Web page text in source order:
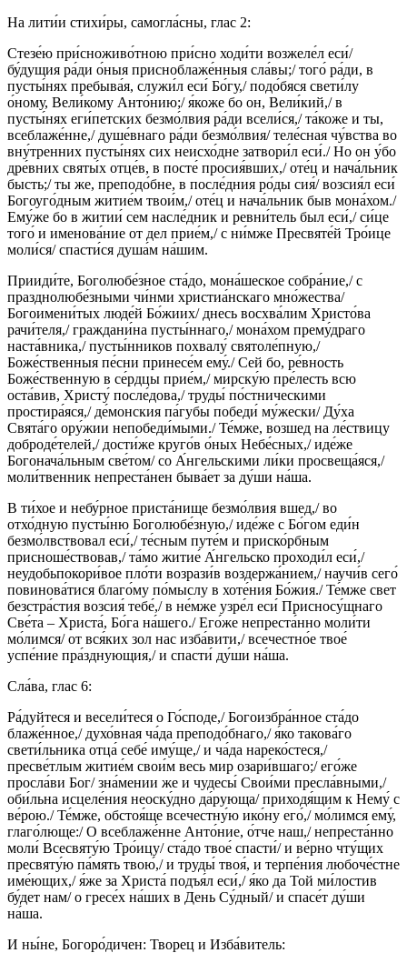
На лити́и стихи́ры, самогла́сны, глас 2:
Стезе́ю при́сноживо́тною при́сно ходи́ти возжеле́л еси́/
бу́дущия ра́ди о́ныя присноблаже́нныя сла́вы;/ того́ ра́ди, в
пусты́нях пребыва́я, служи́л еси́ Бо́гу,/ подо́бяся свети́лу
о́ному, Вели́кому Анто́нию;/ я́коже бо он, Вели́кий,/ в
пусты́нях еги́петских безмо́лвия ра́ди всели́ся,/ та́коже и ты,
всеблаже́нне,/ душе́внаго ра́ди безмо́лвия/ теле́сная чу́вства во
вну́тренних пусты́нях сих неисхо́дне затвори́л еси́./ Но он у́бо
дре́вних святы́х отце́в, в посте́ просия́вших,/ оте́ц и нача́льник
бысть;/ ты же, преподо́бне, в после́дния ро́ды сия́/ возсия́л еси́
Богоуго́дным житие́м твои́м,/ оте́ц и нача́льник быв мона́хом./
Ему́же бо в житии́ сем насле́дник и ревни́тель был еси́,/ си́це
того́ и именова́ние от дел прие́м,/ с ни́мже Пресвяте́й Тро́ице
моли́ся/ спасти́ся душа́м на́шим.
Прииди́те, Боголюбе́зное ста́до, мона́шеское собра́ние,/ с
празднолюбе́зными чи́нми христиа́нскаго мно́жества/
Богоимени́тых люде́й Бо́жиих/ днесь восхва́лим Христо́ва
рачи́теля,/ граждани́на пусты́ннаго,/ мона́хом прему́драго
наста́вника,/ пусты́нников похвалу́ святоле́пную,/
Боже́ственныя пе́сни принесе́м ему́./ Сей бо, ре́вность
Боже́ственную в се́рдцы прие́м,/ мирску́ю пре́лесть всю
оста́вив, Христу́ после́дова,/ труды́ по́стническими
простира́яся,/ де́монския па́губы победи́ му́жески/ Ду́ха
Свята́го ору́жии непобеди́мыми./ Те́мже, возшед на ле́ствицу
доброде́телей,/ дости́же круго́в о́ных Небе́сных,/ иде́же
Богонача́льным све́том/ со А́нгельскими ли́ки просвеща́яся,/
моли́твенник непреста́нен быва́ет за ду́ши на́ша.
В ти́хое и небу́рное приста́нище безмо́лвия вшед,/ во
отхо́дную пусты́ню Боголюбе́зную,/ иде́же с Бо́гом еди́н
безмо́лвствовал еси́,/ те́сным путе́м и приско́рбным
присноше́ствовав,/ та́мо житие́ А́нгельско проходи́л еси́,/
неудобьпокори́вое пло́ти возрази́в воздержа́нием,/ научи́в сего́
повинова́тися благо́му по́мыслу в хоте́ния Бо́жия./ Те́мже свет
безстра́стия возсия́ тебе́,/ в не́мже узре́л еси́ Присносу́щнаго
Све́та – Христа́, Бо́га на́шего./ Его́же непреста́нно моли́ти
мо́лимся/ от вся́ких зол нас изба́вити,/ всечестно́е твое́
успе́ние пра́зднующия,/ и спасти́ ду́ши на́ша.
Сла́ва, глас 6:
Ра́дуйтеся и весели́теся о Го́споде,/ Богоизбра́нное ста́до
блаже́нное,/ духо́вная ча́да преподо́бнаго,/ я́ко такова́го
свети́льника отца́ себе́ иму́ще,/ и ча́да нареко́стеся,/
пресве́тлым житие́м свои́м весь мир озари́вшаго;/ его́же
просла́ви Бог/ зна́мении же и чудесы́ Свои́ми пресла́вными,/
оби́льна исцеле́ния неоску́дно да́рующа/ приходя́щим к Нему́ с
ве́рою./ Те́мже, обстоя́ще всечестну́ю ико́ну его́,/ мо́лимся ему́,
глаго́люще:/ О всеблаже́нне Анто́ние, о́тче наш,/ непреста́нно
моли́ Всесвяту́ю Тро́ицу/ ста́до твое́ спасти́/ и ве́рно чту́щих
пресвяту́ю па́мять твою́,/ и труды́ твоя́, и терпе́ния любоче́стне
име́ющих,/ я́же за Христа́ подъя́л еси́,/ я́ко да Той ми́лостив
бу́дет нам/ о гресе́х на́ших в День Су́дный/ и спасе́т ду́ши
на́ша.
И ны́не, Богоро́дичен: Творец и Изба́витель: